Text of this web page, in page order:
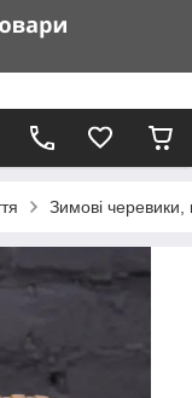
Зимові черевики,